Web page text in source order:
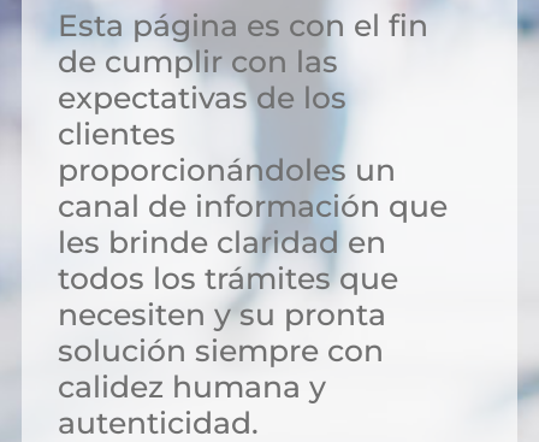
Esta página es con el fin
de cumplir con las
expectativas de los
clientes
proporcionándoles un
canal de información que
les brinde claridad en
todos los trámites que
necesiten y su pronta
solución siempre con
calidez humana y
autenticidad.